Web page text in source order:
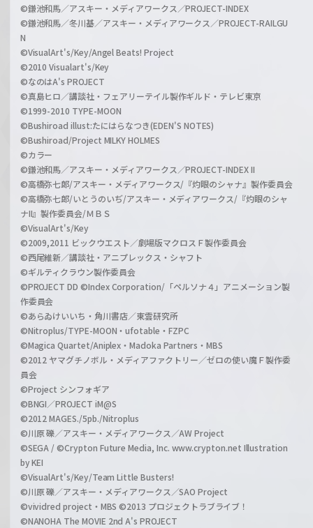
©鎌池和馬／アスキー・メディアワークス／PROJECT-INDEX
©鎌池和馬／冬川基／アスキー・メディアワークス／PROJECT-RAILGU
N
©VisualArt's/Key/Angel Beats! Project
©2010 Visualart's/Key
©なのはA's PROJECT
©真島ヒロ／講談社・フェアリーテイル製作ギルド・テレビ東京
©1999-2010 TYPE-MOON
©Bushiroad illust:たにはらなつき(EDEN'S NOTES)
©Bushiroad/Project MILKY HOLMES
©カラー
©鎌池和馬／アスキー・メディアワークス／PROJECT-INDEX II
©高橋弥七郎/アスキー・メディアワークス/『灼眼のシャナ』製作委員会
©高橋弥七郎/いとうのいぢ/アスキー・メディアワークス/『灼眼のシャ
ナII』製作委員会/ＭＢＳ
©VisualArt's/Key
©2009,2011 ビックウエスト／劇場版マクロスＦ製作委員会
©西尾維新／講談社・アニプレックス・シャフト
©ギルティクラウン製作委員会
©PROJECT DD ©Index Corporation/「ペルソナ４」アニメーション製
作委員会
©あらゐけいいち・角川書店／東雲研究所
©Nitroplus/TYPE-MOON・ufotable・FZPC
©Magica Quartet/Aniplex・Madoka Partners・MBS
©2012 ヤマグチノボル・メディアファクトリー／ゼロの使い魔Ｆ製作委
員会
©Project シンフォギア
©BNGI／PROJECT iM@S
©2012 MAGES./5pb./Nitroplus
©川原 礫／アスキー・メディアワークス／AW Project
©SEGA / ©Crypton Future Media, Inc. www.crypton.net Illustration
by KEI
©VisualArt's/Key/Team Little Busters!
©川原 礫／アスキー・メディアワークス／SAO Project
©vividred project・MBS ©2013 プロジェクトラブライブ！
©NANOHA The MOVIE 2nd A's PROJECT